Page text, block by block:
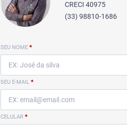
CRECI 40975
(33) 98810-1686
SEU NOME *
SEU E-MAIL *
CELULAR *